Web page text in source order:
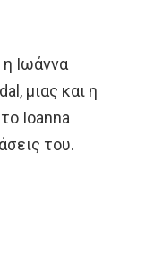
Ιωάννα
μιας και η
Ioanna
του.